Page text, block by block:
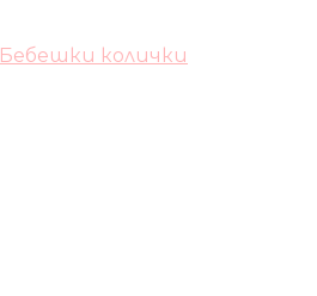
Бебешки колички